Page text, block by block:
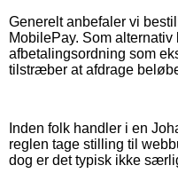
Generelt anbefaler vi
MobilePay. Som alternativ
afbetalingsordning som
tilstræber at afdrage
Inden folk handler i en
reglen tage stilling til
dog er det typisk ikke